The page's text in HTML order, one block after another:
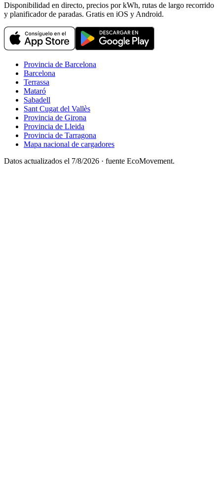
Disponibilidad en directo, precios por kWh, rutas de largo recorrido
y planificador de paradas. Gratis en iOS y Android.
Provincia de Barcelona
Barcelona
Terrassa
Mataró
Sabadell
Sant Cugat del Vallès
Provincia de Girona
Provincia de Lleida
Provincia de Tarragona
Mapa nacional de cargadores
Datos actualizados el 7/8/2026 · fuente EcoMovement.